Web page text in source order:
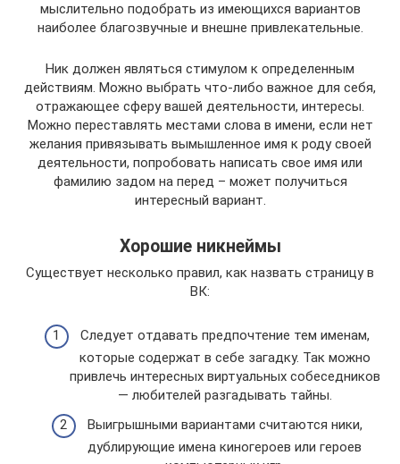
мыслительно подобрать из имеющихся вариантов
наиболее благозвучные и внешне привлекательные.
Ник должен являться стимулом к определенным
действиям. Можно выбрать что-либо важное для себя,
отражающее сферу вашей деятельности, интересы.
Можно переставлять местами слова в имени, если нет
желания привязывать вымышленное имя к роду своей
деятельности, попробовать написать свое имя или
фамилию задом на перед – может получиться
интересный вариант.
Хорошие никнеймы
Существует несколько правил, как назвать страницу в
ВК:
Следует отдавать предпочтение тем именам,
которые содержат в себе загадку. Так можно
привлечь интересных виртуальных собеседников
— любителей разгадывать тайны.
Выигрышными вариантами считаются ники,
дублирующие имена киногероев или героев